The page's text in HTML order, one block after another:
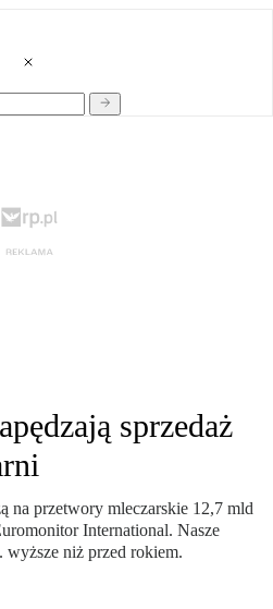
sprzedaż
na przetwory mleczarskie 12,7 mld
International. Nasze
niż przed rokiem.